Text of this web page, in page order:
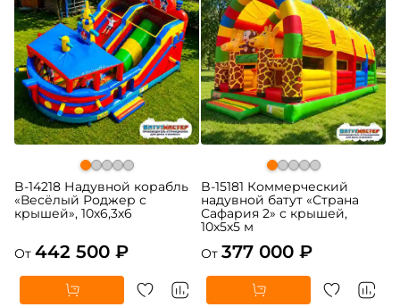
B-14218 Надувной корабль
«Весёлый Роджер с
крышей», 10х6,3х6
От 442 500 ₽
B-15181 Коммерческий
надувной батут «Страна
Сафария 2» с крышей,
10x5x5 м
От 377 000 ₽